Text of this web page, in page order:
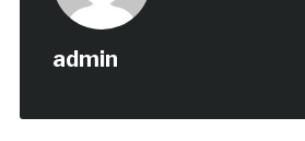
admin